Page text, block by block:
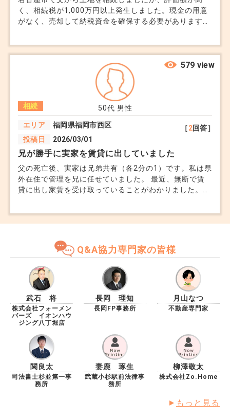
く、相続税が1,000万円以上発生しました。現金の用意
がなく、売却して納税資金を確保する必要があります
な手段を教えていただけないでしょうか。
50代 男性
相続
エリア
福岡県福岡市西区
投稿日
2026/03/01
［2回答］
579 view
兄が勝手に実家を賃貸に出していました
父の死亡後、実家は兄弟共有（各2分の1）です。私は県
外在住で管理を兄に任せていました。 最近、無断で賃
貸に出し家賃を受け取っていることがわかりました。
か。過去の家賃を請求しても良いですよね？
Q&A協力専門家の皆様
武石 将
株式会社フォーメン
バーズ イオンハウ
ジング八丁堀店
長岡 理知
長岡FP事務所
月山なつ
不動産専門家
関良太
司法書士杉並第一事
務所
妻鹿 琢生
武蔵小杉駅前法律事
務所
柳澤敬太
株式会社Zo.Home
もっと見る